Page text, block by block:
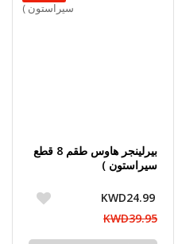
بيرلينجر هاوس طقم 8 قطع
سيراستون )
KWD24.99
KWD39.95